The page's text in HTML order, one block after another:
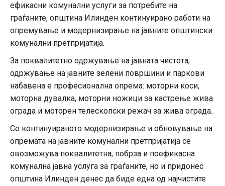
ефикасни комунални услуги за потребите на
граѓаните, општина Илинден континуирано работи на
опремување и модернизирање на јавните општински
комунални претпријатија.
За поквалитетно одржување на јавната чистота,
одржување на јавните зелени површини и паркови
набавена е професионална опрема: моторни коси,
моторна дувалка, моторни ножици за кастрење жива
ограда и моторен телескопски режач за жива ограда..
Со континуираното модернизирање и обновување на
опремата на јавните комунални претпријатија се
овозможува поквалитетна, побрза и поефикасна
комунална јавна услуга за граѓаните, но и придонес
општина Илинден денес да биде една од најчистите